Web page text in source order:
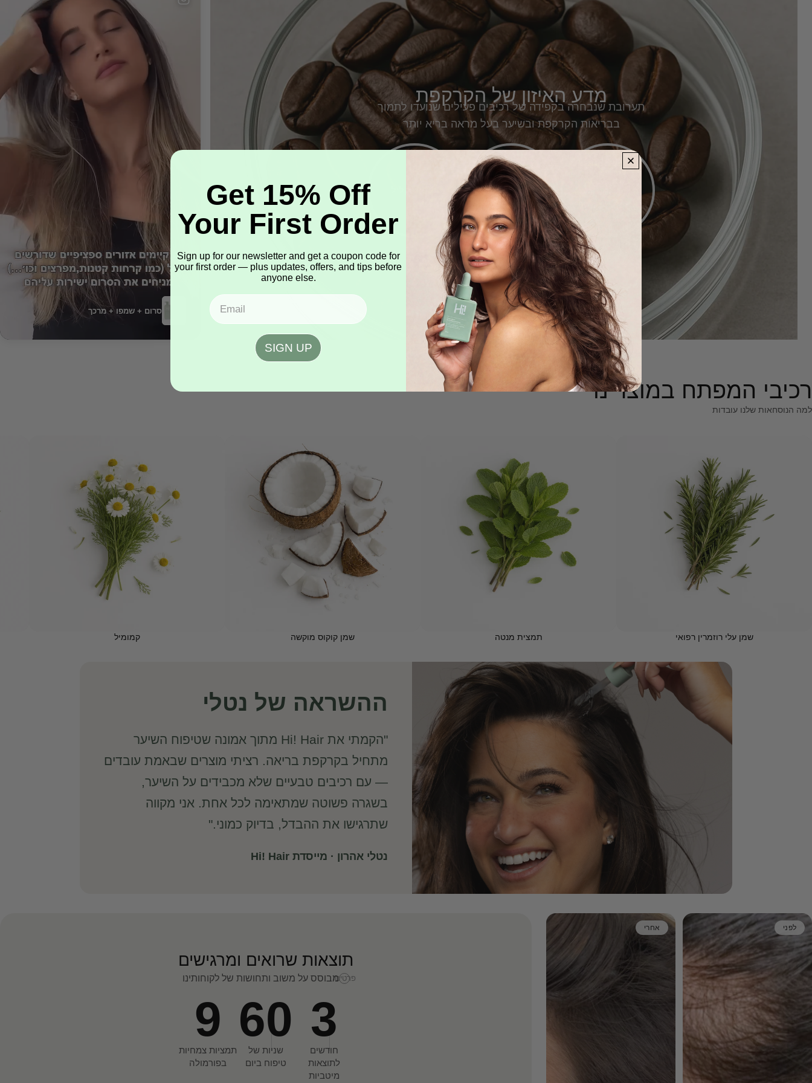
מדע האיזון של הקרקפת
תערובת שנבחרה בקפידה של רכיבים פעילים שנועדו לתמוך
בבריאות הקרקפת ובשיער בעל מראה בריא יותר
נראה בריא יותר
סרום + שמפו + מרכך
רכיבי המפתח במוצרינו
למה הנוסחאות שלנו עובדות
שמן עלי רוזמרין רפואי תמצית מנטה שמן קוקוס מוקשה קמומיל
ההשראה של נטלי
"הקמתי את Hi! Hair מתוך אמונה שטיפוח השיער
מתחיל בקרקפת בריאה. רציתי מוצרים שבאמת עובדים
— עם רכיבים טבעיים שלא מכבידים על השיער,
בשגרה פשוטה שמתאימה לכל אחת. אני מקווה
שתרגישו את ההבדל, בדיוק כמוני."
נטלי אהרון · מייסדת Hi! Hair
תוצאות שרואים ומרגישים
מבוסס על משוב ותחושות של לקוחותינו
iפרטים
9
תמציות צמחיות
בפורמולה
60
שניות של
טיפוח ביום
3
חודשים
לתוצאות
מיטביות
אחרי לפני
Get 15% Off
Your First Order
Sign up for our newsletter and get a coupon code for
your first order — plus updates, offers, and tips before
anyone else.
Email
SIGN UP